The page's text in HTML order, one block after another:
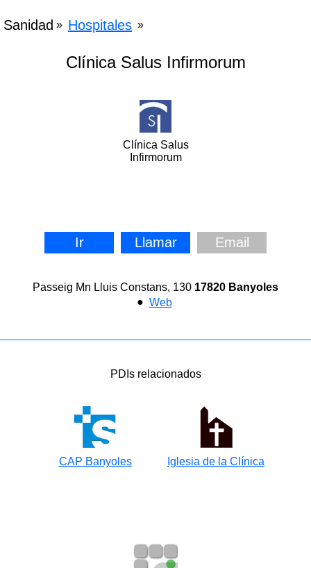
Sanidad » Hospitales »
Clínica Salus Infirmorum
Clínica Salus
Infirmorum
Ir Llamar Email
Passeig Mn Lluis Constans, 130 17820 Banyoles
● Web
PDIs relacionados
CAP Banyoles Iglesia de la Clínica